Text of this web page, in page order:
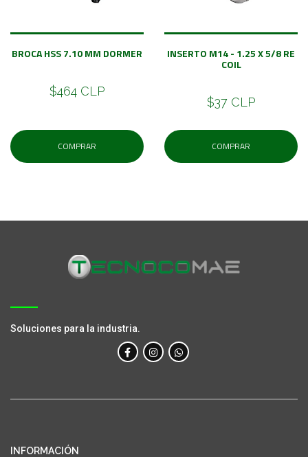
BROCA HSS 7.10 MM DORMER
$464 CLP
COMPRAR
INSERTO M14 - 1.25 X 5/8 RE
COIL
$37 CLP
COMPRAR
Soluciones para la industria.
INFORMACIÓN